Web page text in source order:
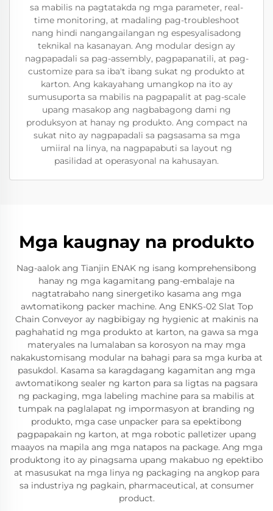
sa mabilis na pagtatakda ng mga parameter, real-
time monitoring, at madaling pag-troubleshoot
nang hindi nangangailangan ng espesyalisadong
teknikal na kasanayan. Ang modular design ay
nagpapadali sa pag-assembly, pagpapanatili, at pag-
customize para sa iba't ibang sukat ng produkto at
karton. Ang kakayahang umangkop na ito ay
sumusuporta sa mabilis na pagpapalit at pag-scale
upang masakop ang nagbabagong dami ng
produksyon at hanay ng produkto. Ang compact na
sukat nito ay nagpapadali sa pagsasama sa mga
umiiral na linya, na nagpapabuti sa layout ng
pasilidad at operasyonal na kahusayan.
Mga kaugnay na produkto
Nag-aalok ang Tianjin ENAK ng isang komprehensibong
hanay ng mga kagamitang pang-embalaje na
nagtatrabaho nang sinergetiko kasama ang mga
awtomatikong packer machine. Ang ENKS-02 Slat Top
Chain Conveyor ay nagbibigay ng hygienic at makinis na
paghahatid ng mga produkto at karton, na gawa sa mga
materyales na lumalaban sa korosyon na may mga
nakakustomisang modular na bahagi para sa mga kurba at
pasukdol. Kasama sa karagdagang kagamitan ang mga
awtomatikong sealer ng karton para sa ligtas na pagsara
ng packaging, mga labeling machine para sa mabilis at
tumpak na paglalapat ng impormasyon at branding ng
produkto, mga case unpacker para sa epektibong
pagpapakain ng karton, at mga robotic palletizer upang
maayos na mapila ang mga natapos na package. Ang mga
produktong ito ay pinagsama upang makabuo ng epektibo
at masusukat na mga linya ng packaging na angkop para
sa industriya ng pagkain, pharmaceutical, at consumer
product.